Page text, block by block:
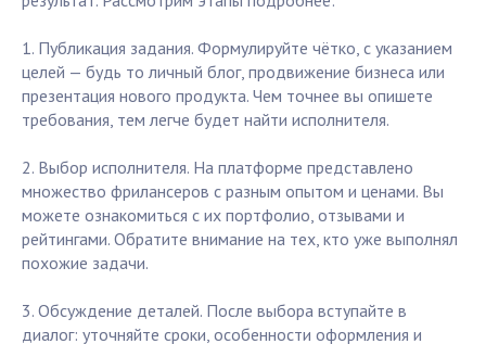
1. Публикация задания. Формулируйте чётко, с указанием
целей — будь то личный блог, продвижение бизнеса или
презентация нового продукта. Чем точнее вы опишете
требования, тем легче будет найти исполнителя.
2. Выбор исполнителя. На платформе представлено
множество фрилансеров с разным опытом и ценами. Вы
можете ознакомиться с их портфолио, отзывами и
рейтингами. Обратите внимание на тех, кто уже выполнял
похожие задачи.
3. Обсуждение деталей. После выбора вступайте в
диалог: уточняйте сроки, особенности оформления и